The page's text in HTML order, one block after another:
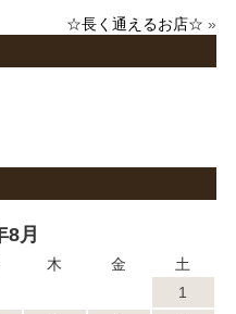
☆長く通えるお店☆ »
8月
木 金
土
1